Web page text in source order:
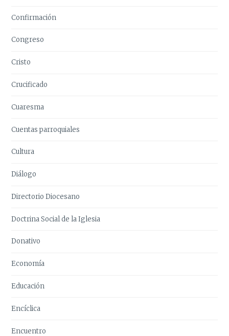
Confirmación
Congreso
Cristo
Crucificado
Cuaresma
Cuentas parroquiales
Cultura
Diálogo
Directorio Diocesano
Doctrina Social de la Iglesia
Donativo
Economía
Educación
Encíclica
Encuentro